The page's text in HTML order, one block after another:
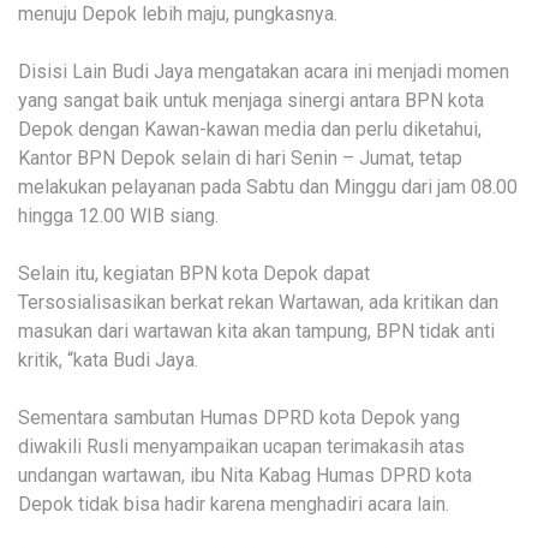
menuju Depok lebih maju, pungkasnya.
Disisi Lain Budi Jaya mengatakan acara ini menjadi momen
yang sangat baik untuk menjaga sinergi antara BPN kota
Depok dengan Kawan-kawan media dan perlu diketahui,
Kantor BPN Depok selain di hari Senin – Jumat, tetap
melakukan pelayanan pada Sabtu dan Minggu dari jam 08.00
hingga 12.00 WIB siang.
Selain itu, kegiatan BPN kota Depok dapat
Tersosialisasikan berkat rekan Wartawan, ada kritikan dan
masukan dari wartawan kita akan tampung, BPN tidak anti
kritik, “kata Budi Jaya.
Sementara sambutan Humas DPRD kota Depok yang
diwakili Rusli menyampaikan ucapan terimakasih atas
undangan wartawan, ibu Nita Kabag Humas DPRD kota
Depok tidak bisa hadir karena menghadiri acara lain.